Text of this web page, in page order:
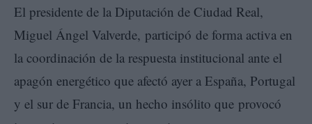
El presidente de la Diputación de Ciudad Real,
Miguel Ángel Valverde, participó de forma activa en
la coordinación de la respuesta institucional ante el
apagón energético que afectó ayer a España, Portugal
y el sur de Francia, un hecho insólito que provocó